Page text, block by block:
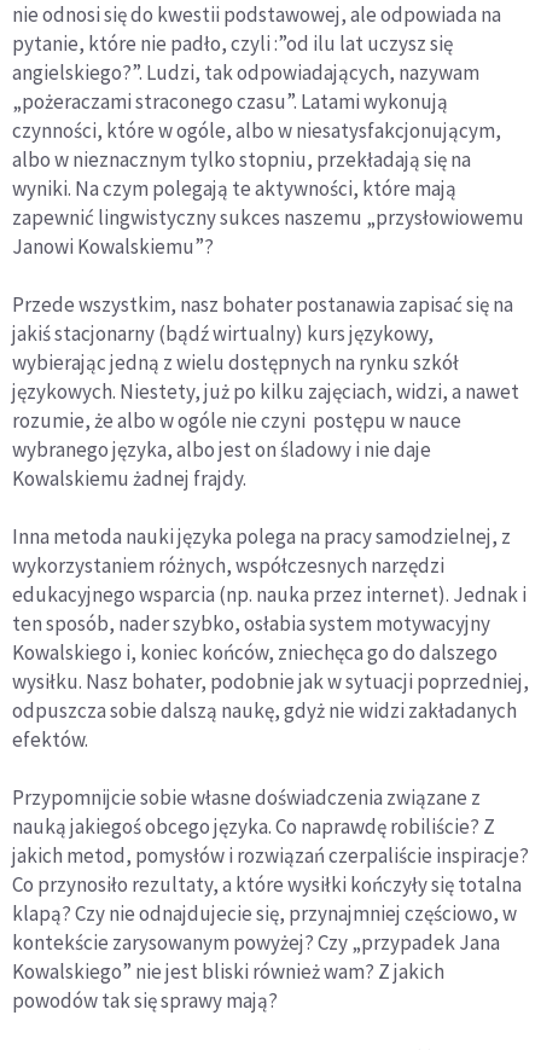
nie odnosi się do kwestii podstawowej, ale odpowiada na
pytanie, które nie padło, czyli :”od ilu lat uczysz się
angielskiego?”. Ludzi, tak odpowiadających, nazywam
„pożeraczami straconego czasu”. Latami wykonują
czynności, które w ogóle, albo w niesatysfakcjonującym,
albo w nieznacznym tylko stopniu, przekładają się na
wyniki. Na czym polegają te aktywności, które mają
zapewnić lingwistyczny sukces naszemu „przysłowiowemu
Janowi Kowalskiemu”?
Przede wszystkim, nasz bohater postanawia zapisać się na
jakiś stacjonarny (bądź wirtualny) kurs językowy,
wybierając jedną z wielu dostępnych na rynku szkół
językowych. Niestety, już po kilku zajęciach, widzi, a nawet
rozumie, że albo w ogóle nie czyni postępu w nauce
wybranego języka, albo jest on śladowy i nie daje
Kowalskiemu żadnej frajdy.
Inna metoda nauki języka polega na pracy samodzielnej, z
wykorzystaniem różnych, współczesnych narzędzi
edukacyjnego wsparcia (np. nauka przez internet). Jednak i
ten sposób, nader szybko, osłabia system motywacyjny
Kowalskiego i, koniec końców, zniechęca go do dalszego
wysiłku. Nasz bohater, podobnie jak w sytuacji poprzedniej,
odpuszcza sobie dalszą naukę, gdyż nie widzi zakładanych
efektów.
Przypomnijcie sobie własne doświadczenia związane z
nauką jakiegoś obcego języka. Co naprawdę robiliście? Z
jakich metod, pomysłów i rozwiązań czerpaliście inspiracje?
Co przynosiło rezultaty, a które wysiłki kończyły się totalna
klapą? Czy nie odnajdujecie się, przynajmniej częściowo, w
kontekście zarysowanym powyżej? Czy „przypadek Jana
Kowalskiego” nie jest bliski również wam? Z jakich
powodów tak się sprawy mają?